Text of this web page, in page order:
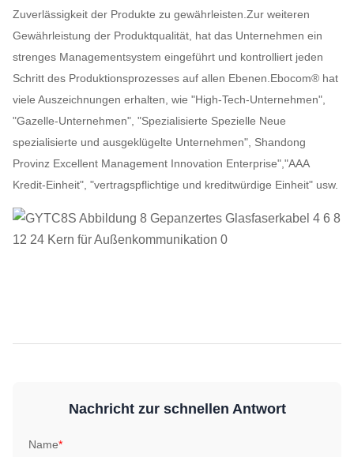
Zuverlässigkeit der Produkte zu gewährleisten.Zur weiteren
Gewährleistung der Produktqualität, hat das Unternehmen ein
strenges Managementsystem eingeführt und kontrolliert jeden
Schritt des Produktionsprozesses auf allen Ebenen.Ebocom® hat
viele Auszeichnungen erhalten, wie "High-Tech-Unternehmen",
"Gazelle-Unternehmen", "Spezialisierte Spezielle Neue
spezialisierte und ausgeklügelte Unternehmen", Shandong
Provinz Excellent Management Innovation Enterprise","AAA
Kredit-Einheit", "vertragspflichtige und kreditwürdige Einheit" usw.
Nachricht zur schnellen Antwort
Name*